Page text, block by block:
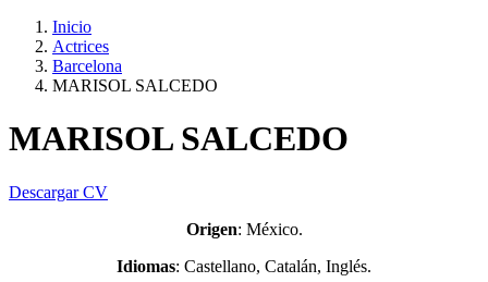
Inicio
Actrices
Barcelona
MARISOL SALCEDO
MARISOL SALCEDO
Descargar CV
Origen: México.
Idiomas: Castellano, Catalán, Inglés.